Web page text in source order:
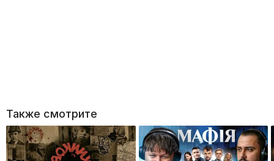
Также смотрите